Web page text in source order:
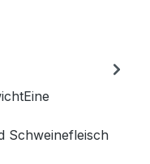
Schweinefleisch